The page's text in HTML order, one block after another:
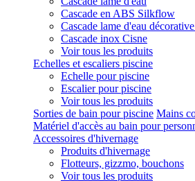
Cascade en ABS Silkflow
Cascade lame d'eau
Cascade inox Cisne
Voir tous les produits
Echelles et escaliers piscine
Echelle pour piscine
Escalier pour piscine
Voir tous les produits
Sorties de bain pour piscine Mains
Matériel d'accès au bain pour
Accessoires d'hivernage
Produits d'hivernage
Flotteurs, gizzmo, bouchons
Voir tous les produits